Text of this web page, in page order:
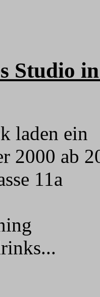
Studio
laden ein
2000 ab
11a